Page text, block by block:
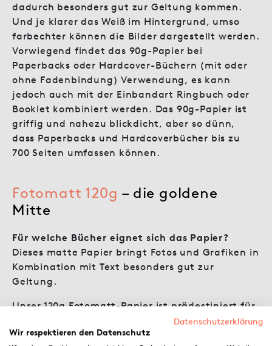
dadurch besonders gut zur Geltung kommen.
Und je klarer das Weiß im Hintergrund, umso
farbechter können die Bilder dargestellt werden.
Vorwiegend findet das 90g-Papier bei
Paperbacks oder Hardcover-Büchern (mit oder
ohne Fadenbindung) Verwendung, es kann
jedoch auch mit der Einbandart Ringbuch oder
Booklet kombiniert werden. Das 90g-Papier ist
griffig und nahezu blickdicht, aber so dünn,
dass Paperbacks und Hardcoverbücher bis zu
700 Seiten umfassen können.
Fotomatt 120g – die goldene
Mitte
Für welche Bücher eignet sich das Papier?
Dieses matte Papier bringt Fotos und Grafiken in
Kombination mit Text besonders gut zur
Geltung.
Unser 120g Fotomatt-Papier ist prädestiniert für
Ratgeber, wie z. B. Kochbücher oder auch
Kinderbücher, die Texte und Farbbilder vereinen.
Datenschutzerklärung
Wir respektieren den Datenschutz